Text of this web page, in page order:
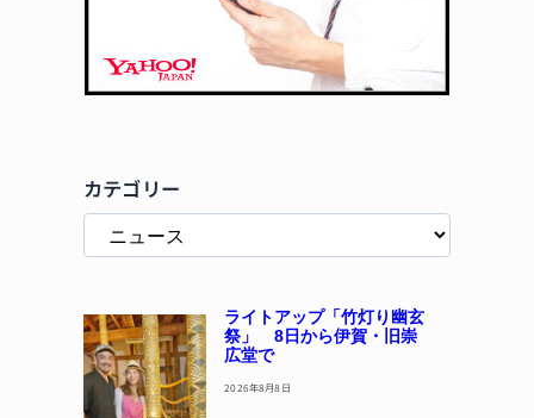
カテゴリー
ライトアップ「竹灯り幽玄
祭」 8日から伊賀・旧崇
広堂で
2026年8月8日